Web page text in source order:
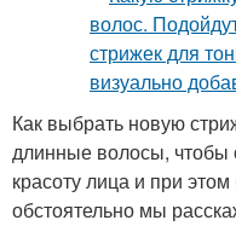
Как выбрать новую
длинные волосы, чтобы
красоту лица и при
обстоятельно мы